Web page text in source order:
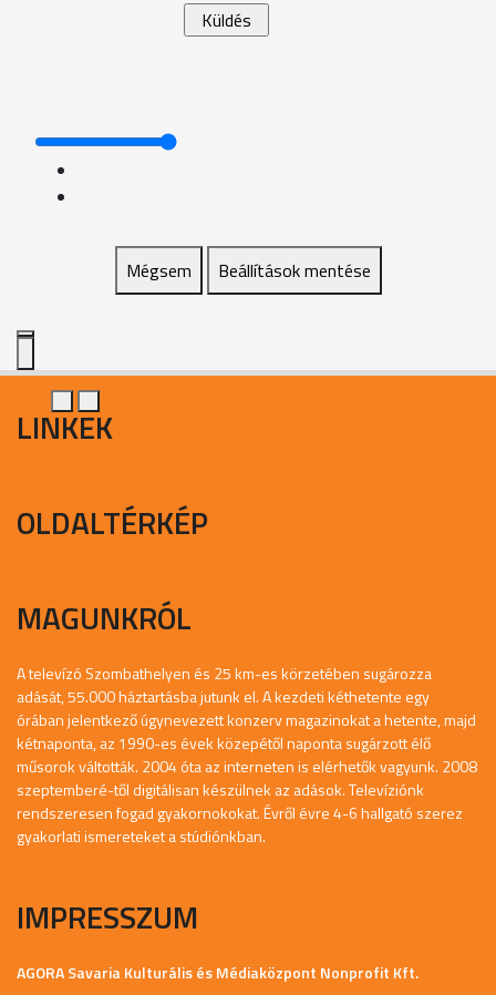
Mégsem Beállítások mentése
LINKEK
OLDALTÉRKÉP
MAGUNKRÓL
A televízó Szombathelyen és 25 km-es körzetében sugározza
adását, 55.000 háztartásba jutunk el. A kezdeti kéthetente egy
órában jelentkező úgynevezett konzerv magazinokat a hetente, majd
kétnaponta, az 1990-es évek közepétől naponta sugárzott élő
műsorok váltották. 2004 óta az interneten is elérhetők vagyunk. 2008
szeptemberé-től digitálisan készülnek az adások. Televíziónk
rendszeresen fogad gyakornokokat. Évről évre 4-6 hallgató szerez
gyakorlati ismereteket a stúdiónkban.
IMPRESSZUM
AGORA Savaria Kulturális és Médiaközpont Nonprofit Kft.